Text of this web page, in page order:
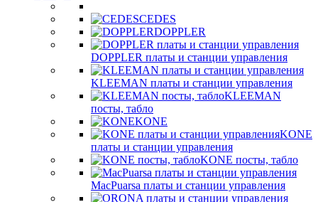
CEDES
DOPPLER
DOPPLER платы и станции управления
KLEEMAN платы и станции управления
KLEEMAN
посты, табло
KONE
KONE
платы и станции управления
KONE посты, табло
MacPuarsa платы и станции управления